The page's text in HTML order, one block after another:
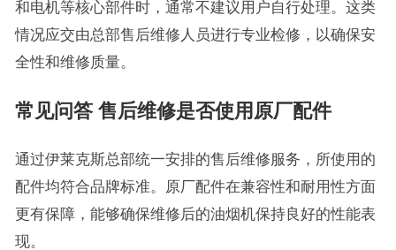
和电机等核心部件时，通常不建议用户自行处理。这类
情况应交由总部售后维修人员进行专业检修，以确保安
全性和维修质量。
常见问答 售后维修是否使用原厂配件
通过伊莱克斯总部统一安排的售后维修服务，所使用的
配件均符合品牌标准。原厂配件在兼容性和耐用性方面
更有保障，能够确保维修后的油烟机保持良好的性能表
现。